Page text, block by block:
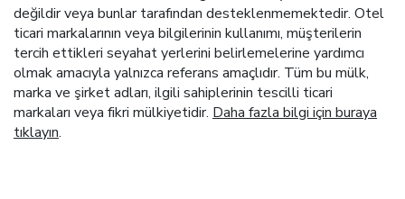
değildir veya bunlar tarafından desteklenmemektedir. Otel
ticari markalarının veya bilgilerinin kullanımı, müşterilerin
tercih ettikleri seyahat yerlerini belirlemelerine yardımcı
olmak amacıyla yalnızca referans amaçlıdır. Tüm bu mülk,
marka ve şirket adları, ilgili sahiplerinin tescilli ticari
markaları veya fikri mülkiyetidir. Daha fazla bilgi için buraya
tıklayın.